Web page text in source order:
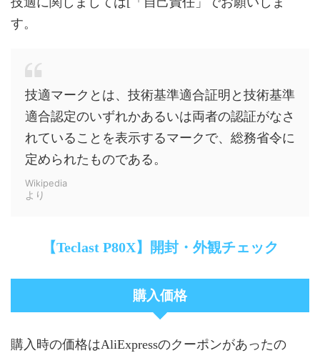
す。
技適マークとは、技術基準適合証明と技術基準
適合認定のいずれかあるいは両者の認証がなさ
れていることを表示するマークで、総務省令に
定められたものである。
Wikipedia
より
【Teclast P80X】開封・外観チェック
購入価格
購入時の価格はAliExpressのクーポンがあったの